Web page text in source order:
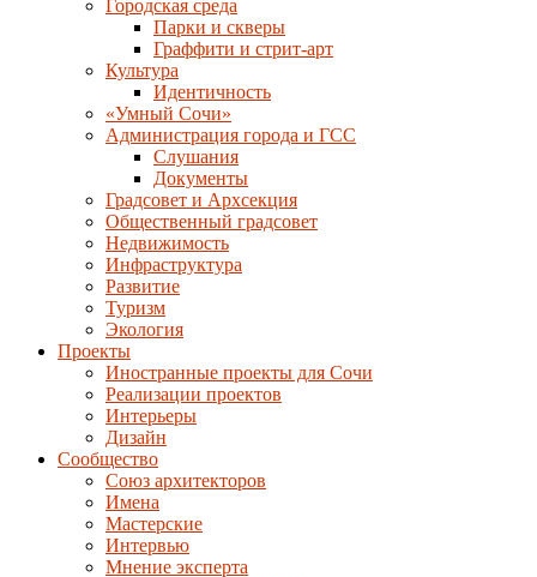
Городская среда
Парки и скверы
Граффити и стрит-арт
Культура
Идентичность
«Умный Сочи»
Администрация города и ГСС
Слушания
Документы
Градсовет и Архсекция
Общественный градсовет
Недвижимость
Инфраструктура
Развитие
Туризм
Экология
Проекты
Иностранные проекты для Сочи
Реализации проектов
Интерьеры
Дизайн
Сообщество
Союз архитекторов
Имена
Мастерские
Интервью
Мнение эксперта